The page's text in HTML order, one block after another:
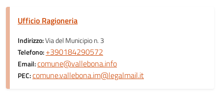
Ufficio Ragioneria
Indirizzo:Via del Municipio n. 3
Telefono:+390184290572
Email:comune@vallebona.info
PEC:comune.vallebona.im@legalmail.it